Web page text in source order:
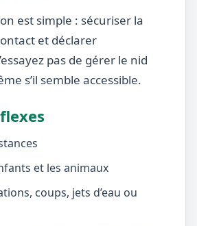
est simple : sécuriser la
et déclarer
pas de gérer le nid
s’il semble accessible.
et les animaux
coups, jets d’eau ou